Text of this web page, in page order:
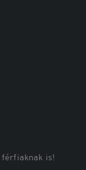
férfiaknak is!